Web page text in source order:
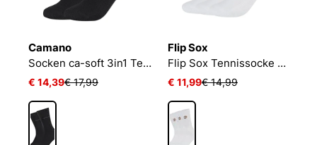
Camano
Socken ca-soft 3in1 Tencel Wolle Bambus
€ 14,39€ 17,99
Flip Sox
Flip Sox Tennissocke mit Motiv Flip Sox Tennissocke mit Motiv
€ 11,99€ 14,99